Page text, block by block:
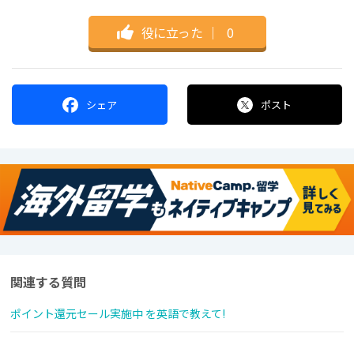
役に立った ｜ 0
シェア ポスト
関連する質問
ポイント還元セール実施中 を英語で教えて!